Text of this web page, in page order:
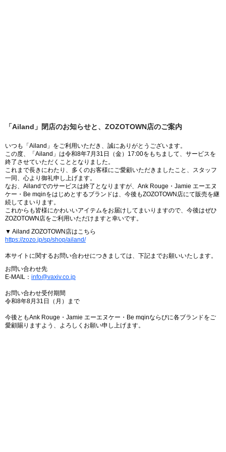
「Ailand」閉店のお知らせと、ZOZOTOWN店のご案内
いつも「Ailand」をご利用いただき、誠にありがとうございます。
この度、「Ailand」は令和8年7月31日（金）17:00をもちまして、サービスを
終了させていただくこととなりました。
これまで長きにわたり、多くのお客様にご愛顧いただきましたこと、スタッフ
一同、心より御礼申し上げます。
なお、Ailandでのサービスは終了となりますが、Ank Rouge・Jamie エーエヌ
ケー・Be mqinをはじめとするブランドは、今後もZOZOTOWN店にて販売を継
続してまいります。
これからも皆様にかわいいアイテムをお届けしてまいりますので、今後はぜひ
ZOZOTOWN店をご利用いただけますと幸いです。
▼ Ailand ZOZOTOWN店はこちら
https://zozo.jp/sp/shop/ailand/
本サイトに関するお問い合わせにつきましては、下記までお願いいたします。
お問い合わせ先
E-MAIL： info@vaxiv.co.jp
お問い合わせ受付期間
令和8年8月31日（月）まで
今後ともAnk Rouge・Jamie エーエヌケー・Be mqinならびに各ブランドをご
愛顧賜りますよう、よろしくお願い申し上げます。